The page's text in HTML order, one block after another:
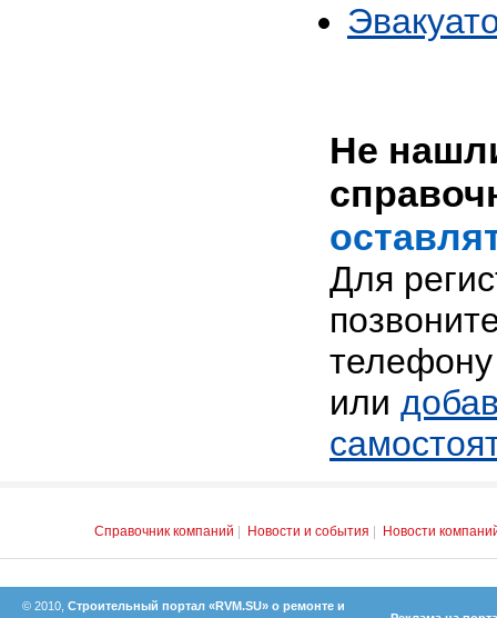
Не
Для
или
Справочник компаний Новости и события Новости
© 2010, Строительный портал «RVM.SU» о ремонте и